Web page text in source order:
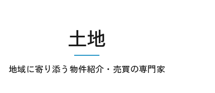
土地
地域に寄り添う物件紹介・売買の専門家